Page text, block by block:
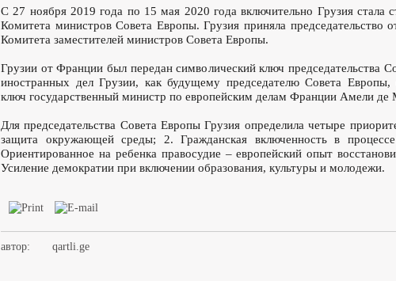
С 27 ноября 2019 года по 15 мая 2020 года включительно Грузия стала
Комитета министров Совета Европы. Грузия приняла председательство
Комитета заместителей министров Совета Европы.
Грузии от Франции был передан символический ключ председательства
иностранных дел Грузии, как будущему председателю Совета Европы,
ключ государственный министр по европейским делам Франции Амели
Для председательства Совета Европы Грузия определила четыре
защита окружающей среды; 2. Гражданская включенность в
Ориентированное на ребенка правосудие – европейский опыт
Усиление демократии при включении образования, культуры и молодежи.
автор: qartli.ge